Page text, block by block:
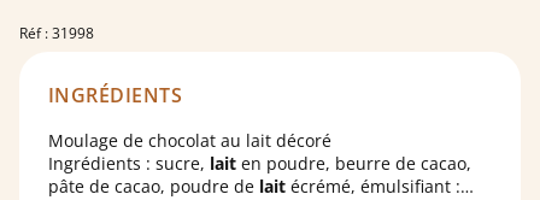
Réf : 31998
INGRÉDIENTS
Moulage de chocolat au lait décoré
Ingrédients : sucre, lait en poudre, beurre de cacao,
pâte de cacao, poudre de lait écrémé, émulsifiant :